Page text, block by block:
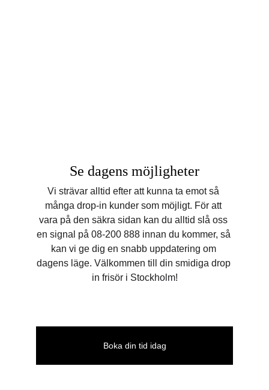
Boka din tid idag
Se dagens möjligheter
Vi strävar alltid efter att kunna ta emot så
många drop-in kunder som möjligt. För att
vara på den säkra sidan kan du alltid slå oss
en signal på 08-200 888 innan du kommer, så
kan vi ge dig en snabb uppdatering om
dagens läge. Välkommen till din smidiga drop
in frisör i Stockholm!